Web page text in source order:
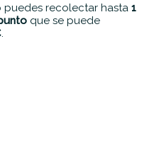
recolectar hasta 1
que se puede
.